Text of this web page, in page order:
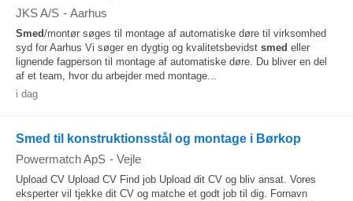
JKS A/S - Aarhus
Smed/montør søges til montage af automatiske døre til virksomhed
syd for Aarhus Vi søger en dygtig og kvalitetsbevidst smed eller
lignende fagperson til montage af automatiske døre. Du bliver en del
af et team, hvor du arbejder med montage...
i dag
Smed til konstruktionsstål og montage i Børkop
Powermatch ApS - Vejle
Upload CV Upload CV Find job Upload dit CV og bliv ansat. Vores
eksperter vil tjekke dit CV og matche et godt job til dig. Fornavn